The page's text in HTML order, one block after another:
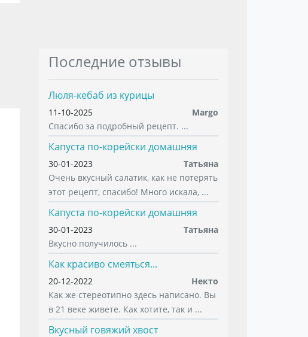
Последние отзывы
Люля-кебаб из курицы
11-10-2025
Margo
Спасибо за подробный рецепт. ...
Капуста по-корейски домашняя
30-01-2023
Татьяна
Очень вкусный салатик, как не потерять
этот рецепт, спасибо! Много искала, ...
Капуста по-корейски домашняя
30-01-2023
Татьяна
Вкусно получилось ...
Как красиво смеяться...
20-12-2022
Некто
Как же стереотипно здесь написано. Вы
в 21 веке живете. Как хотите, так и ...
Вкусный говяжий хвост